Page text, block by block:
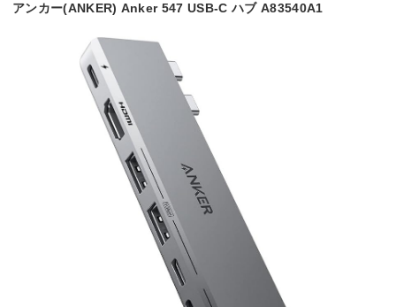
アンカー(ANKER) Anker 547 USB-C ハブ A83540A1